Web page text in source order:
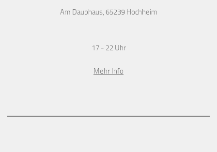
Am Daubhaus, 65239 Hochheim
17 - 22 Uhr
Mehr Info